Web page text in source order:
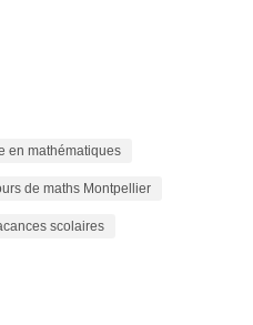
en mathématiques
de maths Montpellier
scolaires